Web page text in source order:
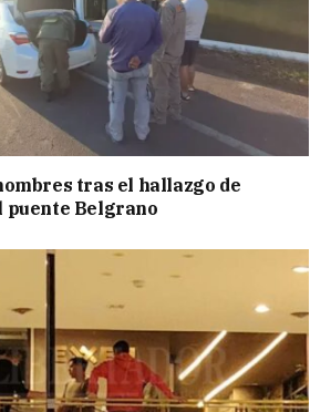
tras el hallazgo de
puente Belgrano